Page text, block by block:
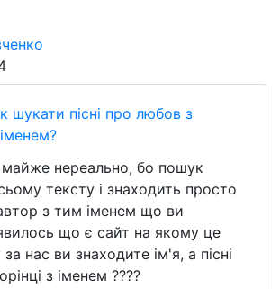
шукати пісні про любов з
нереально, бо пошук
тексту і знаходить просто
з тим іменем що ви
що є сайт на якому це
нас ви знаходите ім'я, а пісні
з іменем ????